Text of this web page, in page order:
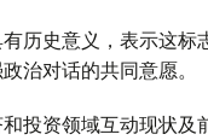
历史意义，表示这
治对话的共同意愿。
投资领域互动现状